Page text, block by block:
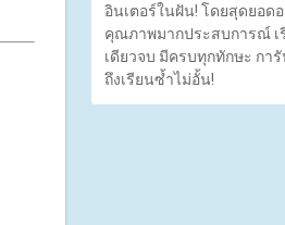
อินเตอร์ในฝัน! โดยสุดยอด
คุณภาพมากประสบการณ์ เ
เดียวจบ มีครบทุกทักษะ กา
ถึงเรียนซ้ำไม่อั้น!